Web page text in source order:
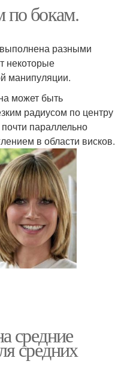
по бокам.
разными
некоторые
манипуляции.
может быть
радиусом по центру
параллельно
в области висков.
средние
средних